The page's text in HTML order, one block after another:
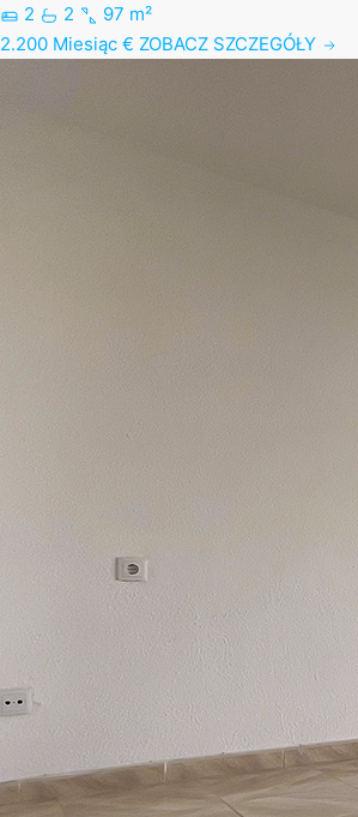
2 2
97 m²
2.200 Miesiąc € ZOBACZ SZCZEGÓŁY